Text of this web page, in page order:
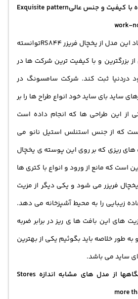
طراحی بسیار فوق العاده با کیفیت و جنس عالیExquisite pattern
work-
شزکت سامسونگ با ایجاد این مدل از یخچال فریزر RS844توانسته
بزرگترین و با کیفیت ترین شرکت ها در
دردنیا ثبت کند. شرکت سامسونگ در
ساید بای ساید خود انواع طراح ها را بر
از این طراحی ها که انجام داده است
که از جنس استنلس استیل نانو می
های ریزی که بر روی این پوسته ی یخچال
است که مانع از ورود و انواع با کتری ها
فریزر می شود و یکی دیگر از مزیت
زیبایی را به محیط آشپزخانه می دهد.
های این بافت ها ی ریز در برابر ضربه
طور خلاصه باید بگوئیم یکی از بهترین
ساید می باشد.
ظرفیت بیشتر و فروشگاهها از مدل های مشابه اندازه Stores
more